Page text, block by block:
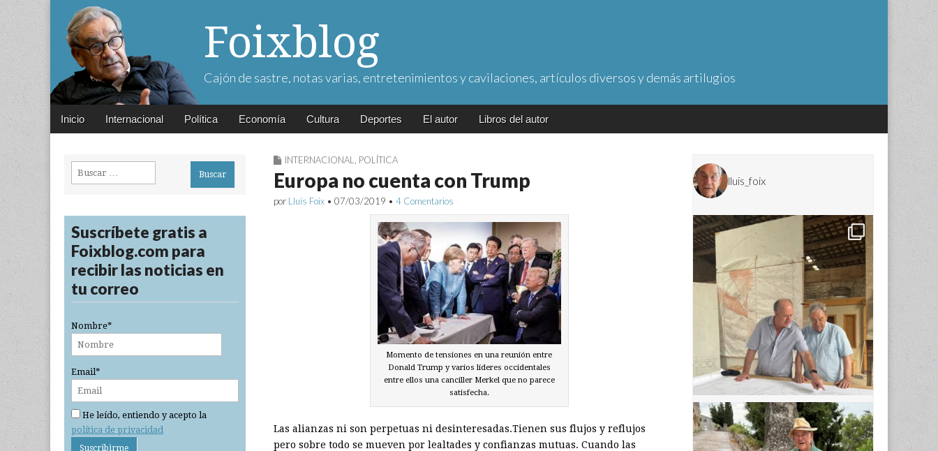
Foixblog
Cajón de sastre, notas varias, entretenimientos y cavilaciones, artículos diversos y demás artilugios
Main
Skip
Inicio Internacional Política Economía Cultura Deportes El autor Libros del autor
INTERNACIONAL POLÍTICA
Europa no cuenta con Trump
por Lluís Foix • 07/03/2019 • 4 Comentarios
Momento de tensiones en una reunión entre
Donald Trump y varios líderes occidentales
entre ellos una canciller Merkel que no parece
satisfecha.
Las alianzas ni son perpetuas ni desinteresadas.Tienen sus flujos y reflujos
pero sobre todo se mueven por lealtades y confianzas mutuas. Cuando las
Buscar:
Suscríbete gratis a
Foixblog.com para
recibir las noticias en
tu correo
Nombre*
Email*
He leído, entiendo y acepto la
política de privacidad
lluis_foix